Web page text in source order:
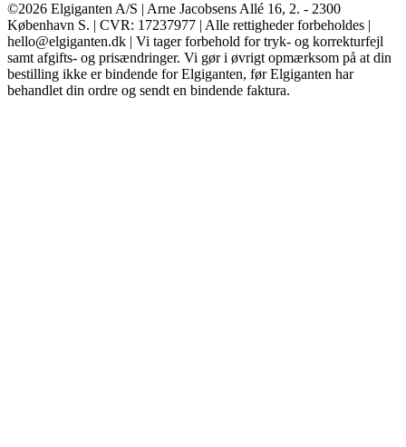
©2026 Elgiganten A/S | Arne Jacobsens Allé 16, 2. - 2300
København S. | CVR: 17237977 | Alle rettigheder forbeholdes |
hello@elgiganten.dk | Vi tager forbehold for tryk- og korrekturfejl
samt afgifts- og prisændringer. Vi gør i øvrigt opmærksom på at din
bestilling ikke er bindende for Elgiganten, før Elgiganten har
behandlet din ordre og sendt en bindende faktura.